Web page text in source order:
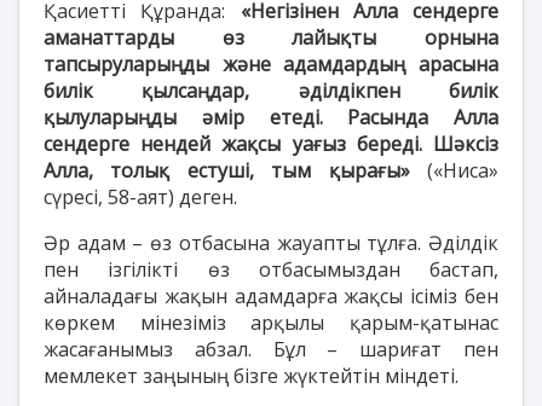
Қасиетті Құранда: «Негізінен Алла сендерге
аманаттарды өз лайықты орнына
тапсыруларыңды және адамдардың арасына
билік қылсаңдар, әділдікпен билік
қылуларыңды әмір етеді. Расында Алла
сендерге нендей жақсы уағыз береді. Шәксіз
Алла, толық естуші, тым қырағы»(«Ниса»
сүресі, 58-аят) деген.
Әр адам – өз отбасына жауапты тұлға. Әділдік
пен ізгілікті өз отбасымыздан бастап,
айналадағы жақын адамдарға жақсы ісіміз бен
көркем мінезіміз арқылы қарым-қатынас
жасағанымыз абзал. Бұл – шариғат пен
мемлекет заңының бізге жүктейтін міндеті.